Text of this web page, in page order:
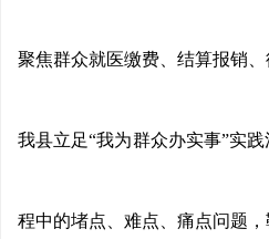
聚焦群众就医缴费、结算报销
我县立足“我为群众办实事”实
程中的堵点、难点、痛点问题